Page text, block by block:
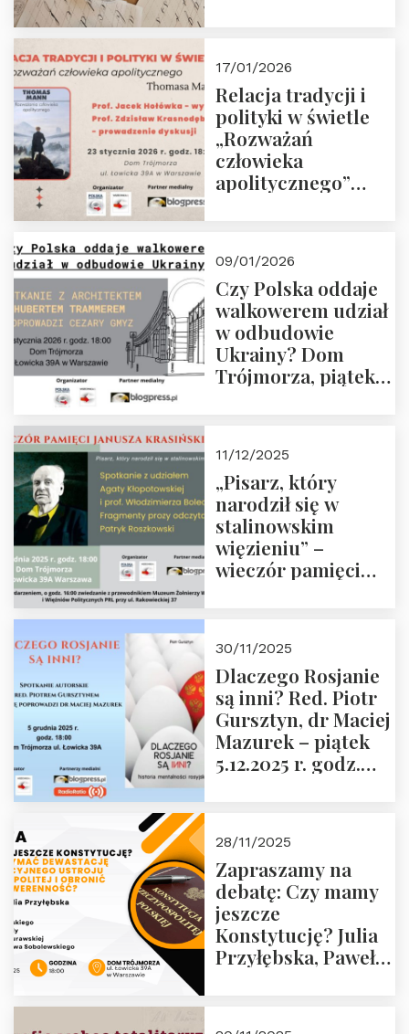
17/01/2026
Relacja tradycji i
polityki w świetle
„Rozważań
człowieka
apolitycznego”
godz. 18:00.
Zapraszamy!
09/01/2026
Czy Polska oddaje
walkowerem udział
w odbudowie
Ukrainy? Dom
Trójmorza, piątek
11/12/2025
„Pisarz, który
narodził się w
stalinowskim
więzieniu” –
wieczór pamięci
zwiedzanie
Muzeum Żołnierzy
Wyklętych i
Więźniów
Politycznych PRL o
godz. 16:00 – 19
30/11/2025
Dlaczego Rosjanie
są inni? Red. Piotr
Gursztyn, dr Maciej
Mazurek – piątek
5.12.2025 r. godz.
28/11/2025
Zapraszamy na
debatę: Czy mamy
jeszcze
Konstytucję? Julia
Przyłębska, Paweł